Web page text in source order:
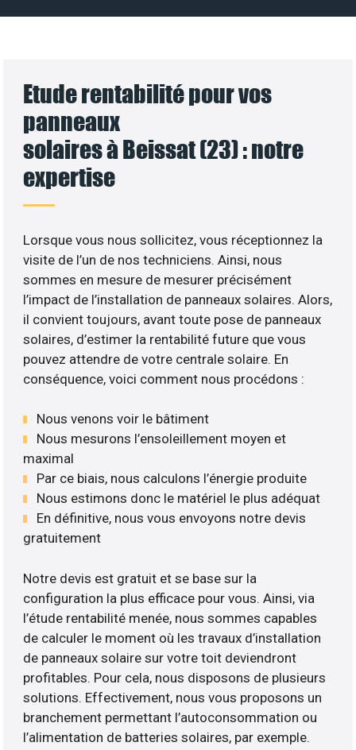
Etude rentabilité pour vos
panneaux
solaires à Beissat (23) : notre
expertise
Lorsque vous nous sollicitez, vous réceptionnez la
visite de l’un de nos techniciens. Ainsi, nous
sommes en mesure de mesurer précisément
l’impact de l’installation de panneaux solaires. Alors,
il convient toujours, avant toute pose de panneaux
solaires, d’estimer la rentabilité future que vous
pouvez attendre de votre centrale solaire. En
conséquence, voici comment nous procédons :
Nous venons voir le bâtiment
Nous mesurons l’ensoleillement moyen et
maximal
Par ce biais, nous calculons l’énergie produite
Nous estimons donc le matériel le plus adéquat
En définitive, nous vous envoyons notre devis
gratuitement
Notre devis est gratuit et se base sur la
configuration la plus efficace pour vous. Ainsi, via
l’étude rentabilité menée, nous sommes capables
de calculer le moment où les travaux d’installation
de panneaux solaire sur votre toit deviendront
profitables. Pour cela, nous disposons de plusieurs
solutions. Effectivement, nous vous proposons un
branchement permettant l’autoconsommation ou
l’alimentation de batteries solaires, par exemple.